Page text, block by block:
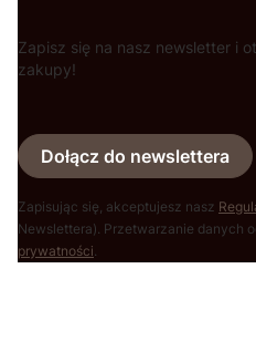
Zapisz się na nasz newsletter i
zakupy!
Dołącz do newslettera
Zapisując się, akceptujesz nasz
Newslettera). Przetwarzanie danych
prywatności.